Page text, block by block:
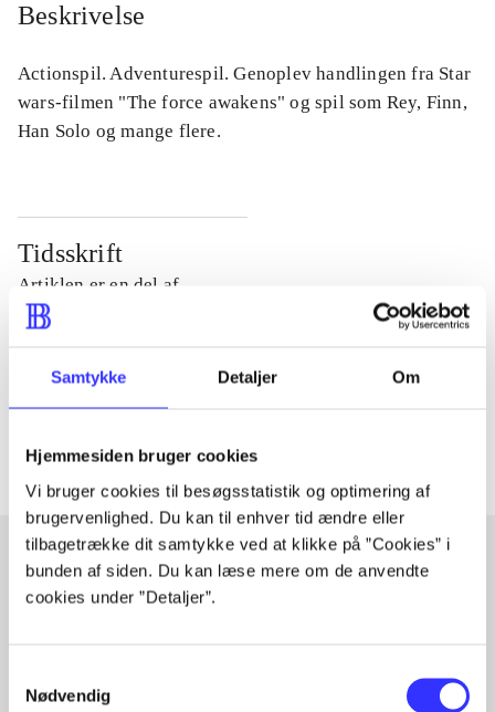
Samtykke Detaljer Om
Hjemmesiden bruger cookies
Vi bruger cookies til besøgsstatistik og optimering af
brugervenlighed. Du kan til enhver tid ændre eller
tilbagetrække dit samtykke ved at klikke på ”Cookies” i
bunden af siden. Du kan læse mere om de anvendte
cookies under ”Detaljer”.
Nødvendig
Beskrivelse
Actionspil. Adventurespil. Genoplev handlingen fra Star
wars-filmen "The force awakens" og spil som Rey, Finn,
Han Solo og mange flere.
Tidsskrift
Artiklen er en del af
Tidsskrift
Artiklerne i handler ofte om
Artikler med samme emner